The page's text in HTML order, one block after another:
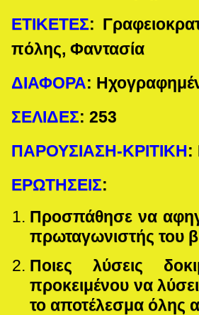
ΕΤΙΚΕΤΕΣ:
πόλης, Φαντασία
ΔΙΑΦΟΡΑ:
ΣΕΛΙΔΕΣ:253
ΠΑΡΟΥΣΙΑΣΗ-ΚΡΙΤΙΚΗ:
ΕΡΩΤΗΣΕΙΣ:
Προσπάθησε να
πρωταγωνιστής του
Ποιες λύσεις
προκειμένου να
το αποτέλεσμα όλης